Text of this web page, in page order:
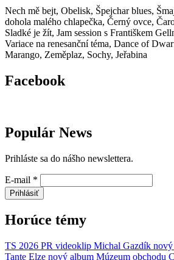
Nech mě bejt, Obelisk, Špejchar blues,
dohola malého chlapečka, Černý ovce,
Sladké je žít, Jam session s Františkem
Variace na renesanční téma, Dance of
Marango, Zeměplaz, Sochy, Jeřabina
Facebook
Populár News
Prihláste sa do nášho newslettera.
E-mail *
Prihlásiť
Horúce témy
TS 2026 PR videoklip Michal Gazdík nový
Tante Elze nový album Múzeum obchodu